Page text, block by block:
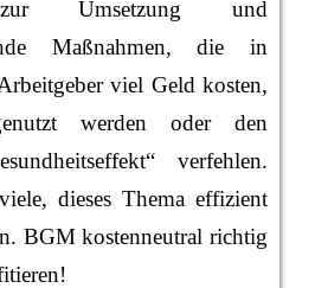
Umsetzung und
Maßnahmen, die in
viel Geld kosten,
werden oder den
verfehlen.
dieses Thema effizient
BGM kostenneutral richtig